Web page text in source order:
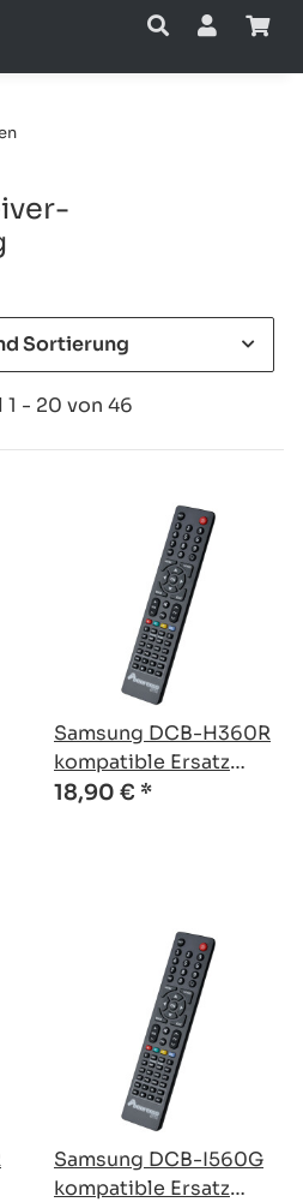
Sortierung
- 20 von 46
Samsung DCB-H360R
kompatible Ersatz
Fernbedienung
18,90 € *
Samsung DCB-I560G
kompatible Ersatz